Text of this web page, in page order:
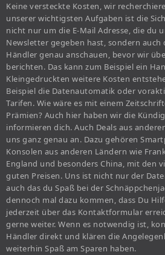
Keine versteckte Kosten, wir
unserer wichtigsten Aufgaben ist die
nicht nur um die E-Mail Adresse, die du
Newsletter gegeben hast, sondern auch
Händler genau anschauen, bevor wir
berichten. Das kann zum Beispiel ein
Kleingedruckten weitere Kosten
Beispiel die Datenautomatik oder
Tarifen. Wie wäre es mit einem
Prämien? Auch hier haben wir die
informieren dich. Auch Deals aus
uns ganz genau an. Dazu gehören
Konsolen aus anderen Ländern wie
England und besonders China, mit den
guten Preisen. Uns ist nicht nur der
auch das du Spaß bei der
dennoch mal dazu kommen, dass Du
jederzeit über das Kontaktformular
gerne weiter. Wenn es notwendig ist,
Händler direkt und klären die
weiterhin Spaß am Sparen haben.